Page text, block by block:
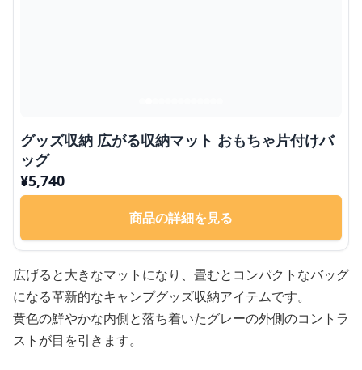
グッズ収納 広がる収納マット おもちゃ片付けバ
ッグ
¥5,740
商品の詳細を見る
広げると大きなマットになり、畳むとコンパクトなバッグ
になる革新的なキャンプグッズ収納アイテムです。
黄色の鮮やかな内側と落ち着いたグレーの外側のコントラ
ストが目を引きます。